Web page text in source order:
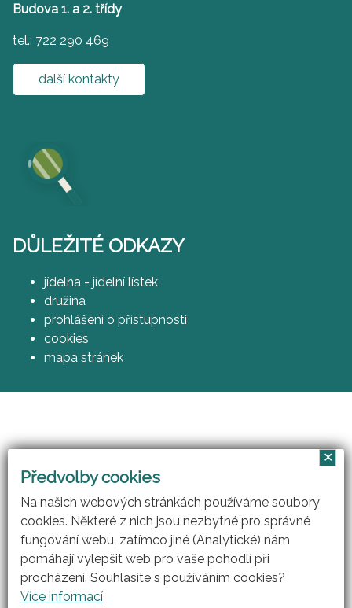
Budova 1. a 2. třídy
tel.: 722 290 469
další kontakty
DŮLEŽITÉ ODKAZY
jídelna - jídelní lístek
družina
prohlášení o přístupnosti
cookies
mapa stránek
(CZ.1.07/1.3.00/51.0007)
Předvolby cookies
Na našich webových stránkách používáme soubory
cookies. Některé z nich jsou nezbytné pro správné
fungování webu, zatímco jiné (Analytické) nám
pomáhají vylepšit web pro vaše pohodlí při
procházení. Souhlasíte s používáním cookies?
Více informací
✕